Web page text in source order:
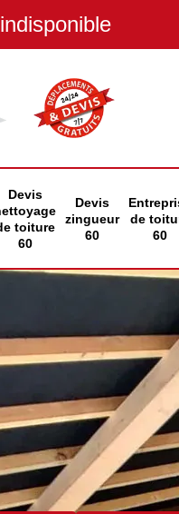
indisponible
Devis
toiture
60
Devis
zingueur
60
de
60